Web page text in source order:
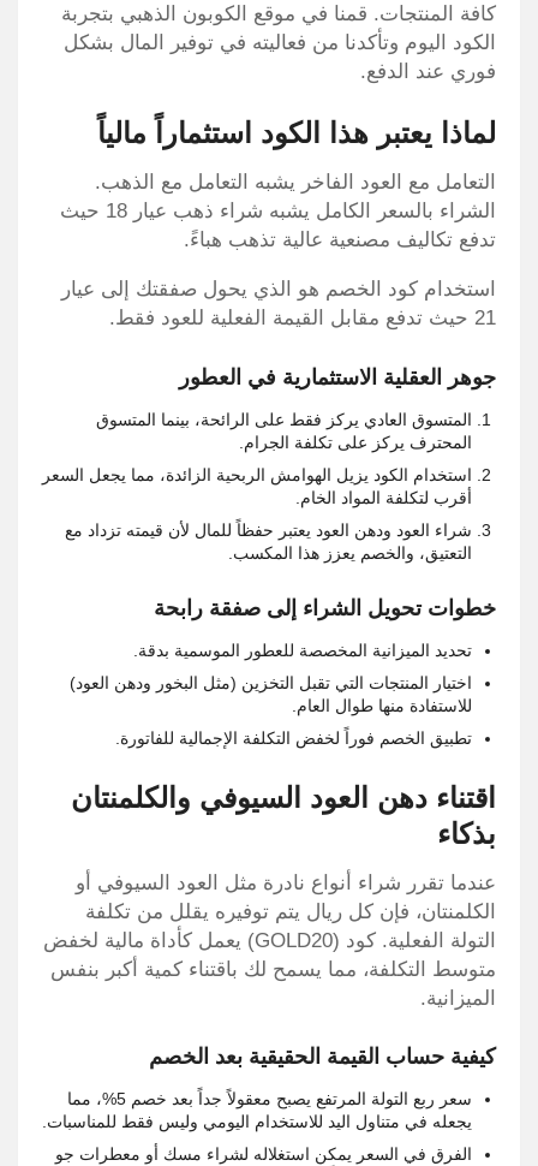
كافة المنتجات. قمنا في موقع الكوبون الذهبي بتجربة
الكود اليوم وتأكدنا من فعاليته في توفير المال بشكل
فوري عند الدفع.
لماذا يعتبر هذا الكود استثماراً مالياً
التعامل مع العود الفاخر يشبه التعامل مع الذهب.
الشراء بالسعر الكامل يشبه شراء ذهب عيار 18 حيث
تدفع تكاليف مصنعية عالية تذهب هباءً.
استخدام كود الخصم هو الذي يحول صفقتك إلى عيار
21 حيث تدفع مقابل القيمة الفعلية للعود فقط.
جوهر العقلية الاستثمارية في العطور
المتسوق العادي يركز فقط على الرائحة، بينما المتسوق
المحترف يركز على تكلفة الجرام.
استخدام الكود يزيل الهوامش الربحية الزائدة، مما يجعل السعر
أقرب لتكلفة المواد الخام.
شراء العود ودهن العود يعتبر حفظاً للمال لأن قيمته تزداد مع
التعتيق، والخصم يعزز هذا المكسب.
خطوات تحويل الشراء إلى صفقة رابحة
تحديد الميزانية المخصصة للعطور الموسمية بدقة.
اختيار المنتجات التي تقبل التخزين (مثل البخور ودهن العود)
للاستفادة منها طوال العام.
تطبيق الخصم فوراً لخفض التكلفة الإجمالية للفاتورة.
اقتناء دهن العود السيوفي والكلمنتان
بذكاء
عندما تقرر شراء أنواع نادرة مثل العود السيوفي أو
الكلمنتان، فإن كل ريال يتم توفيره يقلل من تكلفة
التولة الفعلية. كود (GOLD20) يعمل كأداة مالية لخفض
متوسط التكلفة، مما يسمح لك باقتناء كمية أكبر بنفس
الميزانية.
كيفية حساب القيمة الحقيقية بعد الخصم
سعر ربع التولة المرتفع يصبح معقولاً جداً بعد خصم 5%، مما
يجعله في متناول اليد للاستخدام اليومي وليس فقط للمناسبات.
الفرق في السعر يمكن استغلاله لشراء مسك أو معطرات جو